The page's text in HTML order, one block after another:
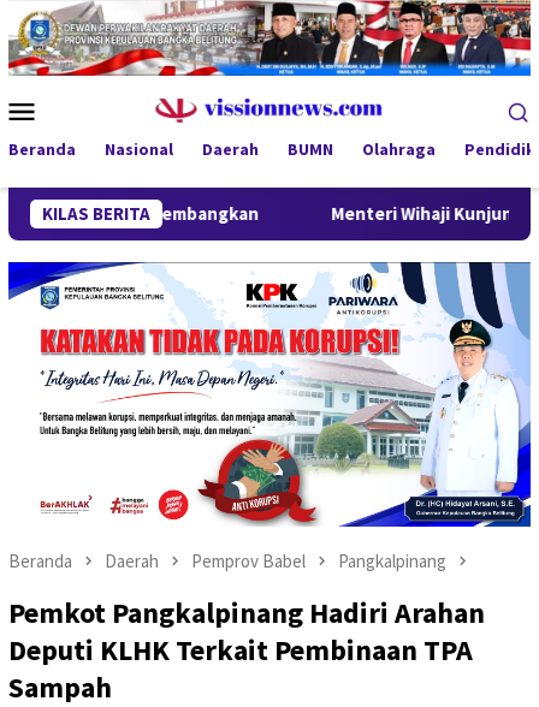
Loncat
ke
konten
Mobile
Beranda Nasional Daerah BUMN Olahraga
KILAS BERITA
Dikembangkan Menteri Wihaji Kunjungi Babel,
Beranda Daerah Pemprov Babel Pangkalpinang
Pemkot Pangkalpinang Hadiri Arahan
Deputi KLHK Terkait Pembinaan TPA
Sampah